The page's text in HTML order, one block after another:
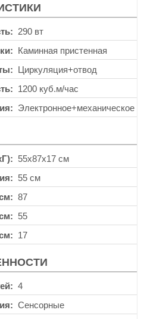
290 вт
Каминная пристенная
Циркуляция+отвод
1200 куб.м/час
Электронное+механическое
55x87x17 см
55 см
87
55
17
4
Сенсорные